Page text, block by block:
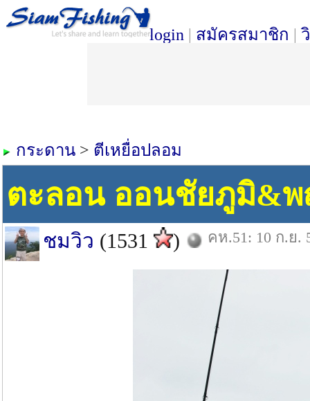
login | สมัครสมาชิก |
กระดาน > ตีเหยื่อปลอม
ตะลอน ออนชัยภูมิ&
ชมวิว (1531 ) คห.51: 10 ก.ย.